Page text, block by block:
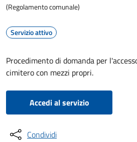
(Regolamento comunale)
Servizio attivo
Procedimento di domanda per
cimitero con mezzi propri.
Accedi al servizio
Condividi